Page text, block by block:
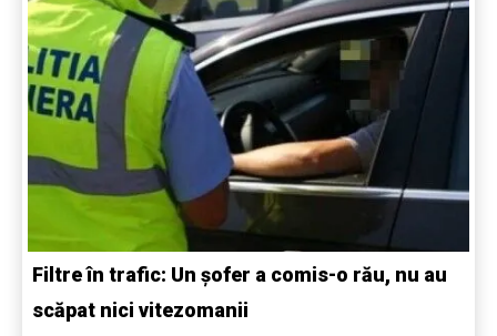
Filtre în trafic: Un șofer a comis-o rău, nu au
scăpat nici vitezomanii